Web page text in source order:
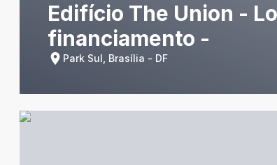
Edifício The Union -
financiamento -
Park Sul, Brasília - DF